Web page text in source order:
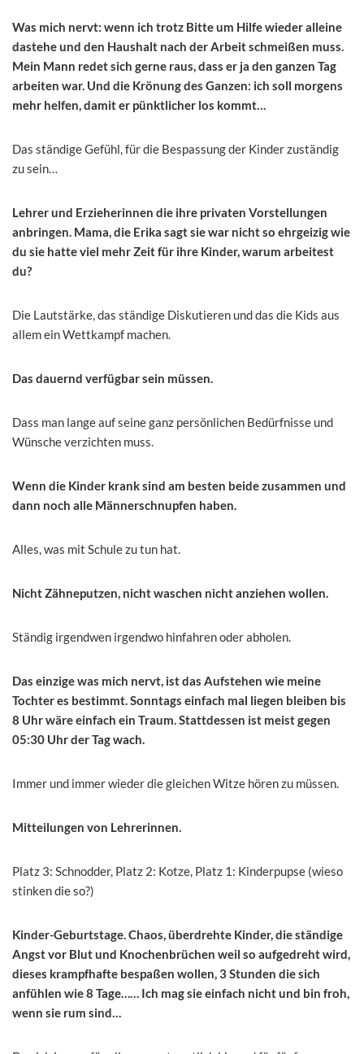
Was mich nervt: wenn ich trotz Bitte um Hilfe wieder alleine
dastehe und den Haushalt nach der Arbeit schmeißen muss.
Mein Mann redet sich gerne raus, dass er ja den ganzen Tag
arbeiten war. Und die Krönung des Ganzen: ich soll morgens
mehr helfen, damit er pünktlicher los kommt…
Das ständige Gefühl, für die Bespassung der Kinder zuständig
zu sein…
Lehrer und Erzieherinnen die ihre privaten Vorstellungen
anbringen. Mama, die Erika sagt sie war nicht so ehrgeizig wie
du sie hatte viel mehr Zeit für ihre Kinder, warum arbeitest
du?
Die Lautstärke, das ständige Diskutieren und das die Kids aus
allem ein Wettkampf machen.
Das dauernd verfügbar sein müssen.
Dass man lange auf seine ganz persönlichen Bedürfnisse und
Wünsche verzichten muss.
Wenn die Kinder krank sind am besten beide zusammen und
dann noch alle Männerschnupfen haben.
Alles, was mit Schule zu tun hat.
Nicht Zähneputzen, nicht waschen nicht anziehen wollen.
Ständig irgendwen irgendwo hinfahren oder abholen.
Das einzige was mich nervt, ist das Aufstehen wie meine
Tochter es bestimmt. Sonntags einfach mal liegen bleiben bis
8 Uhr wäre einfach ein Traum. Stattdessen ist meist gegen
05:30 Uhr der Tag wach.
Immer und immer wieder die gleichen Witze hören zu müssen.
Mitteilungen von Lehrerinnen.
Platz 3: Schnodder, Platz 2: Kotze, Platz 1: Kinderpupse (wieso
stinken die so?)
Kinder-Geburtstage. Chaos, überdrehte Kinder, die ständige
Angst vor Blut und Knochenbrüchen weil so aufgedreht wird,
dieses krampfhafte bespaßen wollen, 3 Stunden die sich
anfühlen wie 8 Tage…… Ich mag sie einfach nicht und bin froh,
wenn sie rum sind…